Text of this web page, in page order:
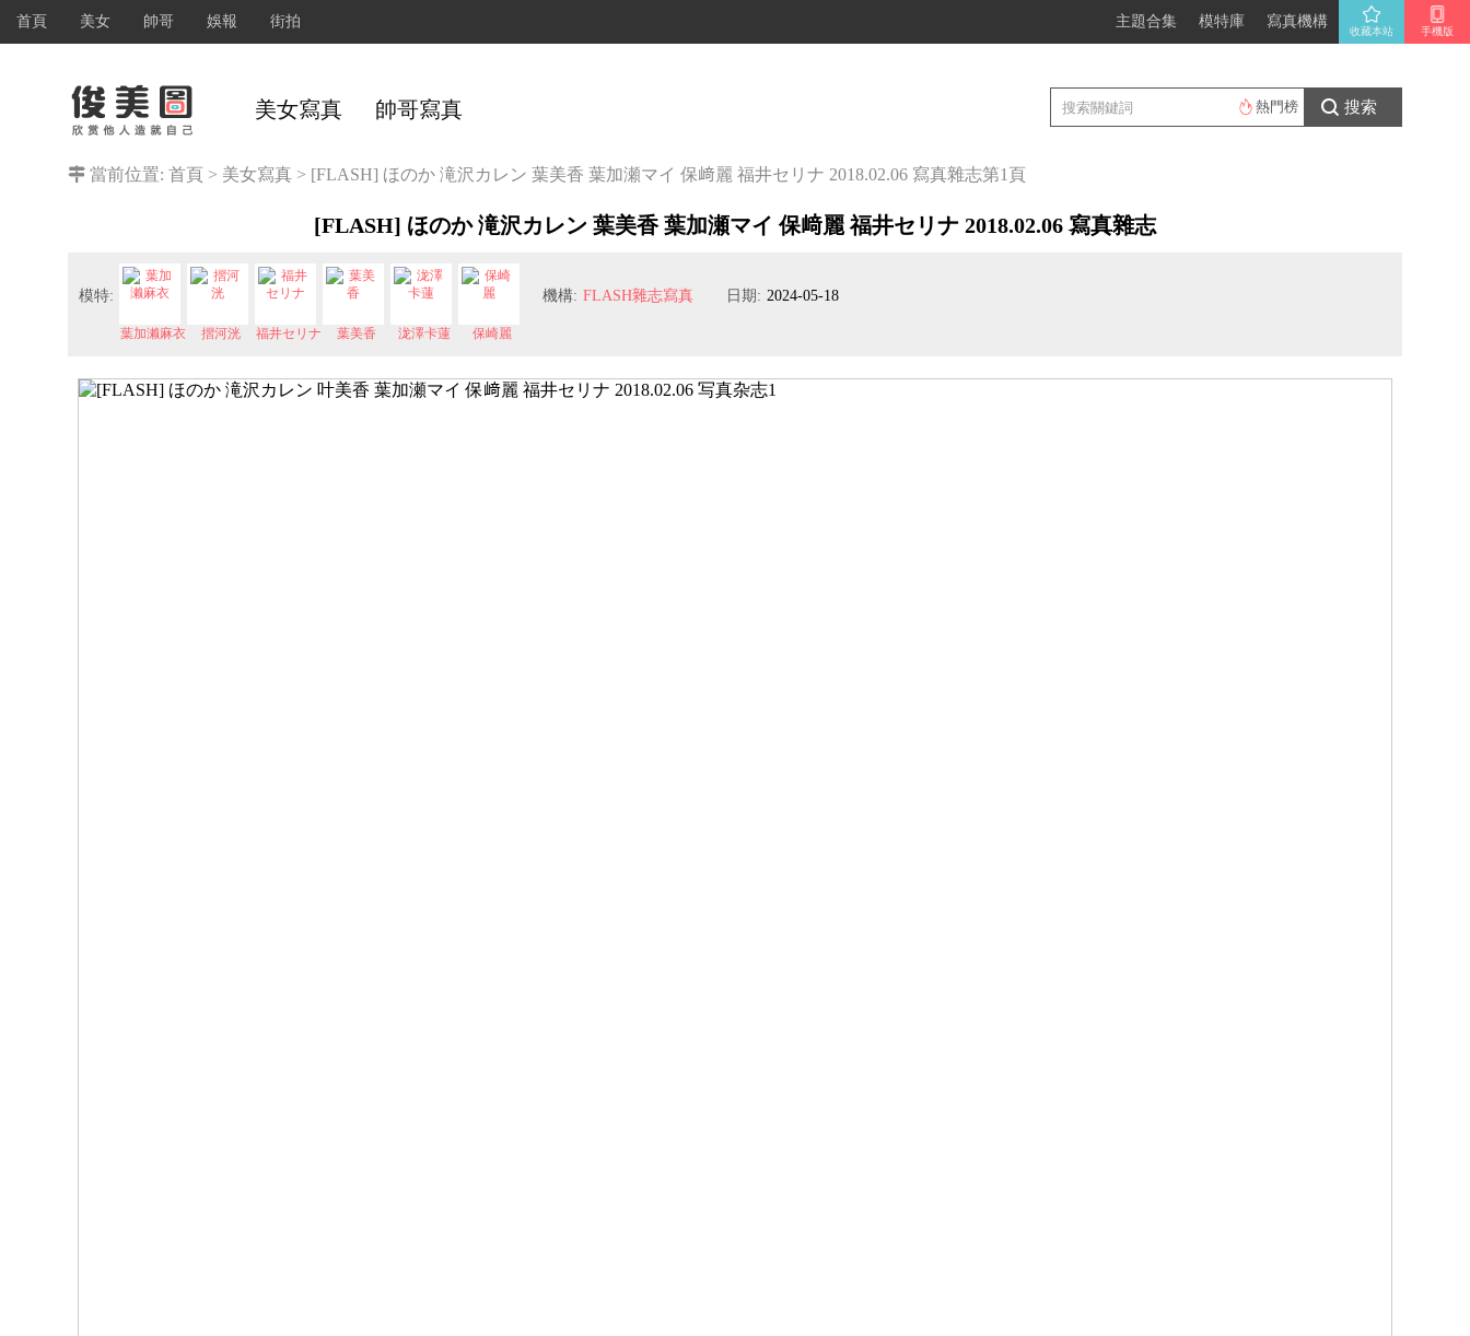
首頁 美女 帥哥 娛報 街拍
手機版
主題合集 模特庫 寫真機構
收藏本站
美女寫真 帥哥寫真 搜索
熱門榜
當前位置: 首頁 > 美女寫真 > [FLASH] ほのか 滝沢カレン 葉美香 葉加瀬マイ 保﨑麗 福井セリナ 2018.02.06 寫真雜志第1頁
[FLASH] ほのか 滝沢カレン 葉美香 葉加瀬マイ 保﨑麗 福井セリナ 2018.02.06 寫真雜志
模特:
葉加濑麻衣 摺河洸 福井セリナ 葉美香 泷澤卡蓮 保崎麗
機構: FLASH雜志寫真 日期: 2024-05-18